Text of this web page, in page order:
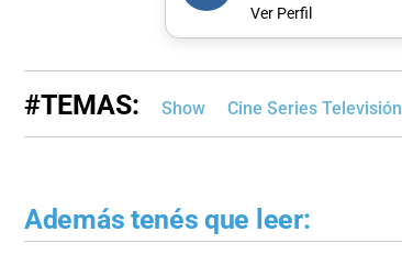
Ver Perfil
#TEMAS: Show Cine Series Televisión
Además tenés que leer: